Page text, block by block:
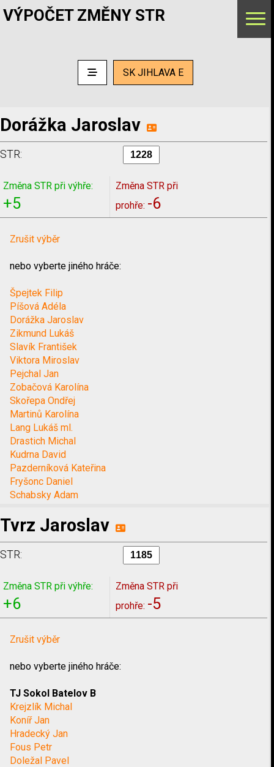
VÝPOČET ZMĚNY STR
SK JIHLAVA E
Dorážka Jaroslav
STR:
Změna STR při výhře:
+5
Změna STR při
prohře: -6
Zrušit výběr
nebo vyberte jiného hráče:
Špejtek Filip
Píšová Adéla
Dorážka Jaroslav
Zikmund Lukáš
Slavík František
Viktora Miroslav
Pejchal Jan
Zobačová Karolína
Skořepa Ondřej
Martinů Karolína
Lang Lukáš ml.
Drastich Michal
Kudrna David
Pazderníková Kateřina
Fryšonc Daniel
Schabsky Adam
Tvrz Jaroslav
STR:
Změna STR při výhře:
+6
Změna STR při
prohře: -5
Zrušit výběr
nebo vyberte jiného hráče:
TJ Sokol Batelov B
Krejzlík Michal
Koníř Jan
Hradecký Jan
Fous Petr
Doležal Pavel